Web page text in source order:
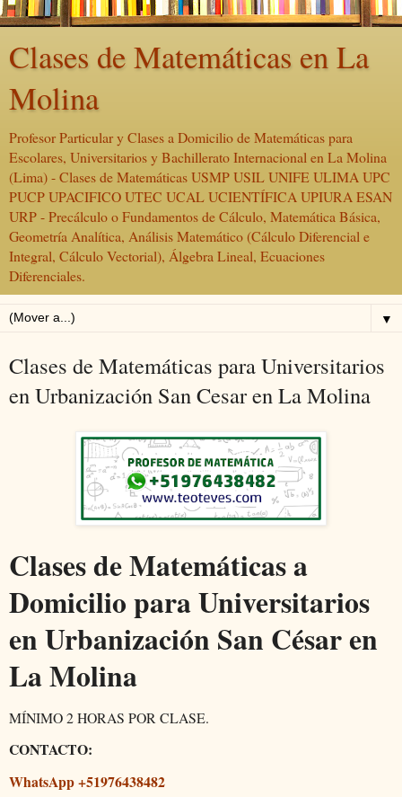
Clases de Matemáticas en La
Molina
Profesor Particular y Clases a Domicilio de Matemáticas para
Escolares, Universitarios y Bachillerato Internacional en La Molina
(Lima) - Clases de Matemáticas USMP USIL UNIFE ULIMA UPC
PUCP UPACIFICO UTEC UCAL UCIENTÍFICA UPIURA ESAN
URP - Precálculo o Fundamentos de Cálculo, Matemática Básica,
Geometría Analítica, Análisis Matemático (Cálculo Diferencial e
Integral, Cálculo Vectorial), Álgebra Lineal, Ecuaciones
Diferenciales.
▼
Clases de Matemáticas para Universitarios
en Urbanización San Cesar en La Molina
Clases de Matemáticas a
Domicilio para Universitarios
en Urbanización San César en
La Molina
MÍNIMO 2 HORAS POR CLASE.
CONTACTO:
WhatsApp +51976438482